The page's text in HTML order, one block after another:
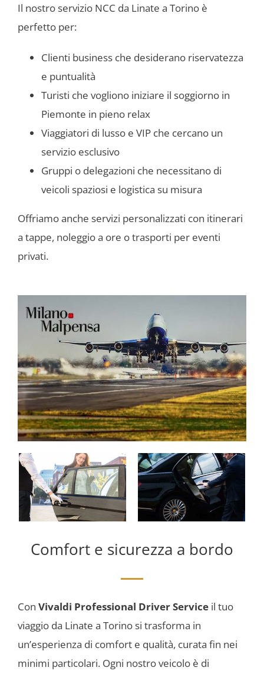
Il nostro servizio NCC da Linate a Torino è
perfetto per:
Clienti business che desiderano riservatezza
e puntualità
Turisti che vogliono iniziare il soggiorno in
Piemonte in pieno relax
Viaggiatori di lusso e VIP che cercano un
servizio esclusivo
Gruppi o delegazioni che necessitano di
veicoli spaziosi e logistica su misura
Offriamo anche servizi personalizzati con itinerari
a tappe, noleggio a ore o trasporti per eventi
privati.
Comfort e sicurezza a bordo
Con Vivaldi Professional Driver Serviceil tuo
viaggio da Linate a Torino si trasforma in
un’esperienza di comfort e qualità, curata fin nei
minimi particolari. Ogni nostro veicolo è di